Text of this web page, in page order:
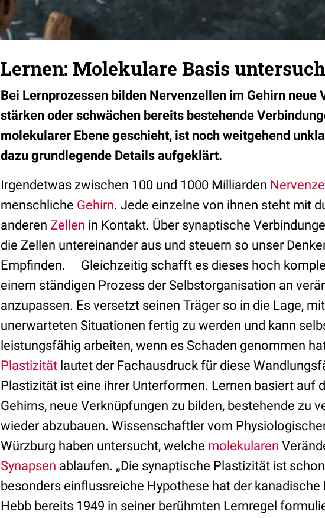
Lernen: Molekulare Basis
Bei Lernprozessen bilden Nervenzellen im Gehirn neue
stärken oder schwächen bereits bestehende
molekularer Ebene geschieht, ist noch weitgehend
dazu grundlegende Details aufgeklärt.
Irgendetwas zwischen 100 und 1000 Milliarden
menschliche Gehirn. Jede einzelne von ihnen steht mit
anderen Zellen in Kontakt. Über synaptische
die Zellen untereinander aus und steuern so unser
Empfinden. Gleichzeitig schafft es dieses hoch
einem ständigen Prozess der Selbstorganisation an
anzupassen. Es versetzt seinen Träger so in die Lage,
unerwarteten Situationen fertig zu werden und kann
leistungsfähig arbeiten, wenn es Schaden genommen
Plastizität lautet der Fachausdruck für diese
Plastizität ist eine ihrer Unterformen. Lernen basiert auf
Gehirns, neue Verknüpfungen zu bilden, bestehende zu
wieder abzubauen. Wissenschaftler vom
Würzburg haben untersucht, welche molekularen
Synapsen ablaufen. „Die synaptische Plastizität ist
besonders einflussreiche Hypothese hat der kanadische
Hebb bereits 1949 in seiner berühmten Lernregel